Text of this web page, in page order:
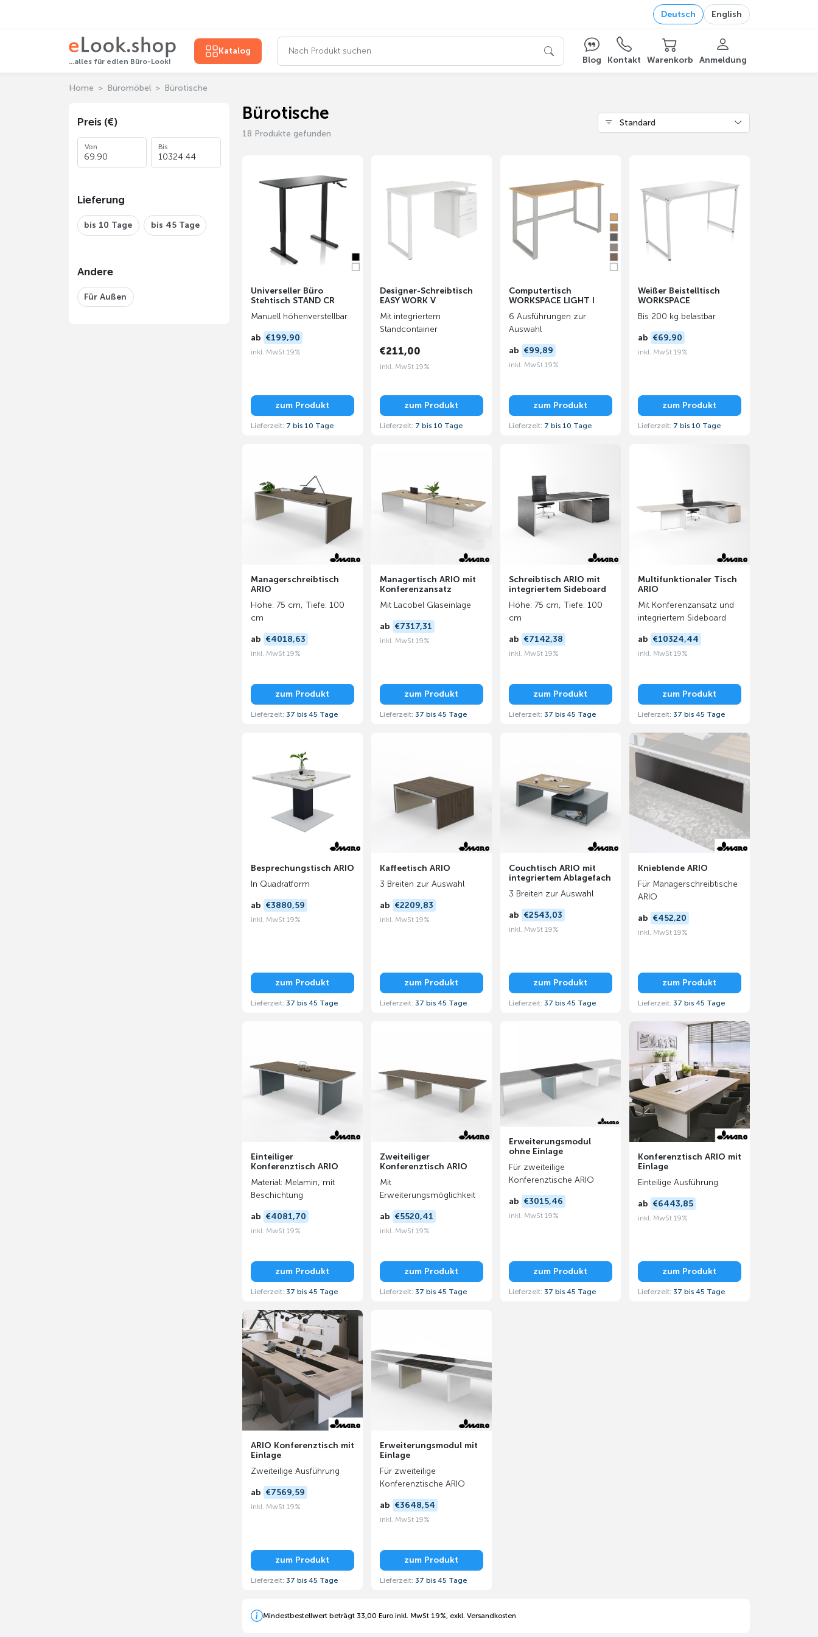
Deutsch English
...alles für edlen Büro-Look!
Katalog
Blog
Kontakt Warenkorb Anmeldung
Home Büromöbel Bürotische
Preis (€)
Von Bis
Lieferung
bis 10 Tage bis 45 Tage
Andere
Für Außen
Bürotische
18 Produkte gefunden
Standard
Universeller Büro
Stehtisch STAND CR
Manuell höhenverstellbar
ab €199,90
inkl. MwSt 19%
zum Produkt
Lieferzeit: 7 bis 10 Tage
Designer-Schreibtisch
EASY WORK V
Mit integriertem
Standcontainer
€211,00
inkl. MwSt 19%
zum Produkt
Lieferzeit: 7 bis 10 Tage
Computertisch
WORKSPACE LIGHT I
6 Ausführungen zur
Auswahl
ab €99,89
inkl. MwSt 19%
zum Produkt
Lieferzeit: 7 bis 10 Tage
Weißer Beistelltisch
WORKSPACE
Bis 200 kg belastbar
ab €69,90
inkl. MwSt 19%
zum Produkt
Lieferzeit: 7 bis 10 Tage
Managerschreibtisch
ARIO
Höhe: 75 cm, Tiefe: 100
cm
ab €4018,63
inkl. MwSt 19%
zum Produkt
Lieferzeit: 37 bis 45 Tage
Managertisch ARIO mit
Konferenzansatz
Mit Lacobel Glaseinlage
ab €7317,31
inkl. MwSt 19%
zum Produkt
Lieferzeit: 37 bis 45 Tage
Schreibtisch ARIO mit
integriertem Sideboard
Höhe: 75 cm, Tiefe: 100
cm
ab €7142,38
inkl. MwSt 19%
zum Produkt
Lieferzeit: 37 bis 45 Tage
Multifunktionaler Tisch
ARIO
Mit Konferenzansatz und
integriertem Sideboard
ab €10324,44
inkl. MwSt 19%
zum Produkt
Lieferzeit: 37 bis 45 Tage
Besprechungstisch ARIO
In Quadratform
ab €3880,59
inkl. MwSt 19%
zum Produkt
Lieferzeit: 37 bis 45 Tage
Kaffeetisch ARIO
3 Breiten zur Auswahl
ab €2209,83
inkl. MwSt 19%
zum Produkt
Lieferzeit: 37 bis 45 Tage
Couchtisch ARIO mit
integriertem Ablagefach
3 Breiten zur Auswahl
ab €2543,03
inkl. MwSt 19%
zum Produkt
Lieferzeit: 37 bis 45 Tage
Knieblende ARIO
Für Managerschreibtische
ARIO
ab €452,20
inkl. MwSt 19%
zum Produkt
Lieferzeit: 37 bis 45 Tage
Einteiliger
Konferenztisch ARIO
Material: Melamin, mit
Beschichtung
ab €4081,70
inkl. MwSt 19%
zum Produkt
Lieferzeit: 37 bis 45 Tage
Zweiteiliger
Konferenztisch ARIO
Mit
Erweiterungsmöglichkeit
ab €5520,41
inkl. MwSt 19%
zum Produkt
Lieferzeit: 37 bis 45 Tage
Erweiterungsmodul
ohne Einlage
Für zweiteilige
Konferenztische ARIO
ab €3015,46
inkl. MwSt 19%
zum Produkt
Lieferzeit: 37 bis 45 Tage
Konferenztisch ARIO mit
Einlage
Einteilige Ausführung
ab €6443,85
inkl. MwSt 19%
zum Produkt
Lieferzeit: 37 bis 45 Tage
ARIO Konferenztisch mit
Einlage
Zweiteilige Ausführung
ab €7569,59
inkl. MwSt 19%
zum Produkt
Lieferzeit: 37 bis 45 Tage
Erweiterungsmodul mit
Einlage
Für zweiteilige
Konferenztische ARIO
ab €3648,54
inkl. MwSt 19%
zum Produkt
Lieferzeit: 37 bis 45 Tage
Mindestbestellwert beträgt 33,00 Euro inkl. MwSt 19%, exkl. Versandkosten